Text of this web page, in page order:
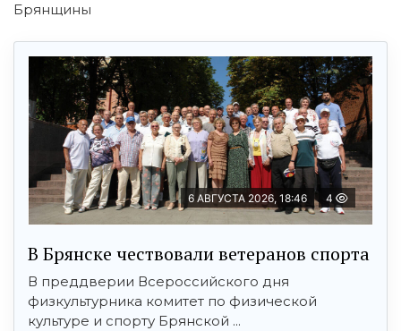
Брянщины
6 АВГУСТА 2026, 18:46 4
В Брянске чествовали ветеранов спорта
В преддверии Всероссийского дня
физкультурника комитет по физической
культуре и спорту Брянской ...